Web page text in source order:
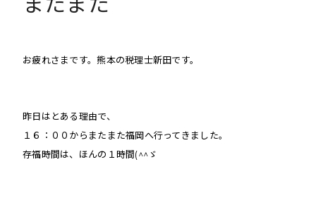
お疲れさまです。熊本の税理士新田です。
昨日はとある理由で、
１６：００からまたまた福岡へ行ってきました。
存福時間は、ほんの１時間(^^ゞ